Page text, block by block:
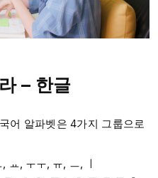
– 한글
어 알파벳은 4가지 그룹으로
ㅛ, ㅜㅜ, ㅠ, ㅡ, ㅣ